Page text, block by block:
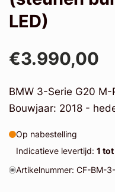
LED)
€3.990,00
BMW 3-Serie G20
Bouwjaar: 2018 -
Op nabestelling
Indicatieve levertijd: 1
Artikelnummer: CF-BM-